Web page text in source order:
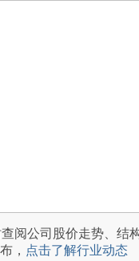
查阅公司股价走势、结
， 点击了解行业动态